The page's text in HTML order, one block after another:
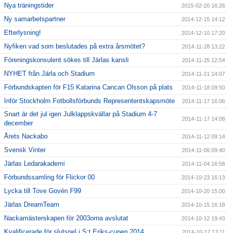
Nya träningstider 2015-02-20 16:26
Ny samarbetspartner 2014-12-15 14:12
Efterlysning! 2014-12-10 17:20
Nyfiken vad som beslutades på extra årsmötet? 2014-11-28 13:22
Föreningskonsulent sökes till Järlas kansli 2014-11-25 12:54
NYHET från Järla och Stadium 2014-11-21 14:07
Förbundskapten för F15 Katarina Cancan Olsson på plats 2014-11-18 09:50
Inför Stockholm Fotbollsförbunds Represententskapsmöte 2014-11-17 16:06
Snart är det jul igen Julklappskvällar på Stadium 4-7
december
2014-11-17 14:08
Årets Nackabo 2014-11-12 09:14
Svensk Vinter 2014-11-06 09:40
Järlas Ledarakademi 2014-11-04 16:58
Förbundssamling för Flickor 00 2014-10-23 16:13
Lycka till Tove Govén F99 2014-10-20 15:00
Järlas DreamTeam 2014-10-15 16:18
Nackamästerskapen för 2003orna avslutat 2014-10-12 19:43